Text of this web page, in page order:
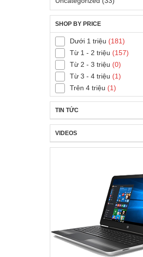
SHOP BY PRICE
Dưới 1 triệu (181)
Từ 1 - 2 triệu (157)
Từ 2 - 3 triệu (0)
Từ 3 - 4 triệu (1)
Trên 4 triệu (1)
TIN TỨC
VIDEOS